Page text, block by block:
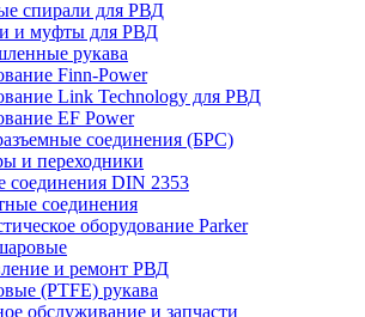
спирали для РВД
и муфты для РВД
рукава
Finn-Power
Link Technology для РВД
EF Power
соединения (БРС)
и переходники
соединения DIN 2353
соединения
оборудование Parker
и ремонт РВД
(PTFE) рукава
обслуживание и запчасти